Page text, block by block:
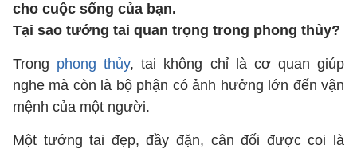
cho cuộc sống của bạn.
Tại sao tướng tai quan trọng trong phong thủy?
Trong phong thủy, tai không chỉ là cơ quan giúp
nghe mà còn là bộ phận có ảnh hưởng lớn đến vận
mệnh của một người.
Một tướng tai đẹp, đầy đặn, cân đối được coi là